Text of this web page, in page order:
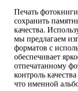
Печать
сохранить
качества.
мы предлагаем
форматов с
обеспечивает
отпечатанному
контроль
что именной